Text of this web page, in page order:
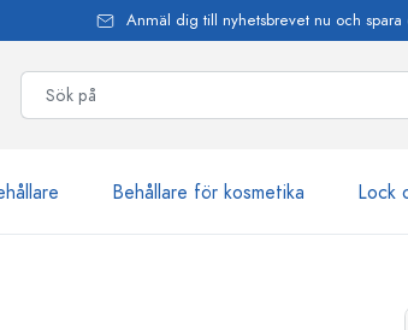
Anmäl dig till nyhetsbrevet nu och spara
Behållare för kosmetika Lock